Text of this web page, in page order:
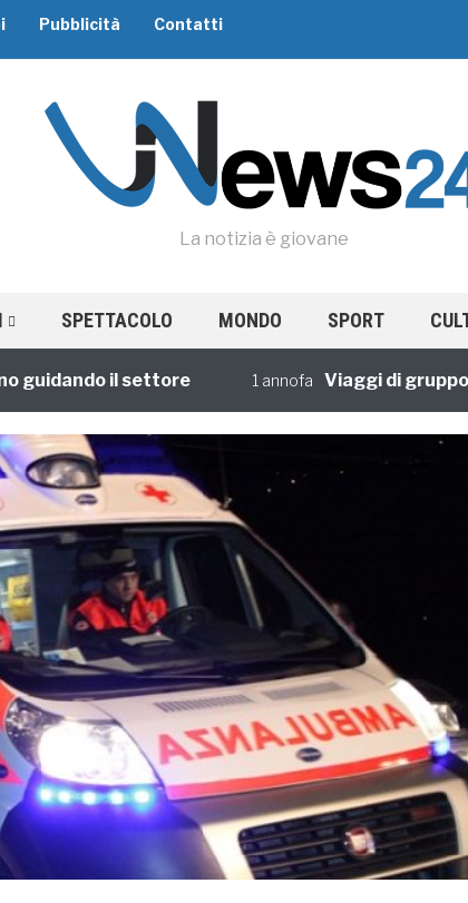
Pubblicità Contatti
La notizia è giovane
SPETTACOLO MONDO SPORT
il settore 1 annofa Viaggi di gruppo: